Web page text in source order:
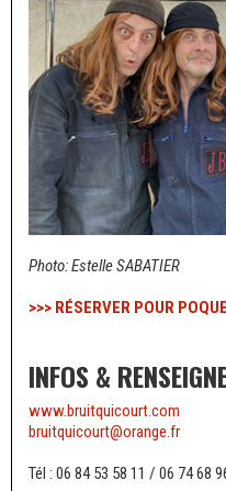
Photo: Estelle SABATIER
>>> RÉSERVER POUR
INFOS &
www.bruitquicourt.com
bruitquicourt@orange.fr
Tél : 06 84 53 58 11 / 06 74 68